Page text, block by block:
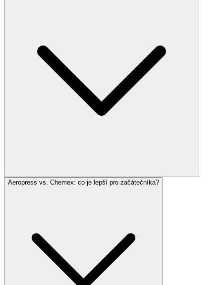
Aeropress vs. Chemex: co je lepší pro začátečníka?